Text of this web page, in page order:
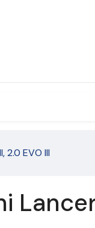
2.0 EVO III